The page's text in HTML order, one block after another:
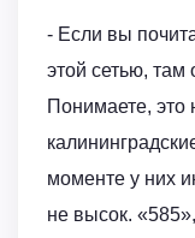
- Если вы
этой сетью, там
Понимаете, это
моменте у них
не высок.